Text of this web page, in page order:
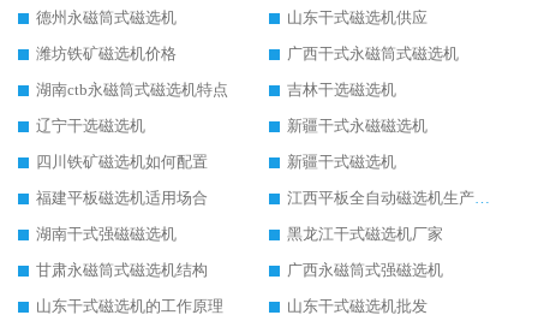
德州永磁筒式磁选机
山东干式磁选机供应
潍坊铁矿磁选机价格
广西干式永磁筒式磁选机
湖南ctb永磁筒式磁选机特点
吉林干选磁选机
辽宁干选磁选机
新疆干式永磁磁选机
四川铁矿磁选机如何配置
新疆干式磁选机
福建平板磁选机适用场合
江西平板全自动磁选机生产厂家
湖南干式强磁磁选机
黑龙江干式磁选机厂家
甘肃永磁筒式磁选机结构
广西永磁筒式强磁选机
山东干式磁选机的工作原理
山东干式磁选机批发